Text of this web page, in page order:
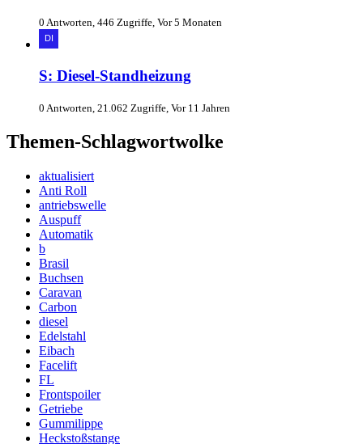
0 Antworten, 446 Zugriffe, Vor 5 Monaten
S: Diesel-Standheizung
0 Antworten, 21.062 Zugriffe, Vor 11 Jahren
Themen-Schlagwortwolke
aktualisiert
Anti Roll
antriebswelle
Auspuff
Automatik
b
Brasil
Buchsen
Caravan
Carbon
diesel
Edelstahl
Eibach
Facelift
FL
Frontspoiler
Getriebe
Gummilippe
Heckstoßstange